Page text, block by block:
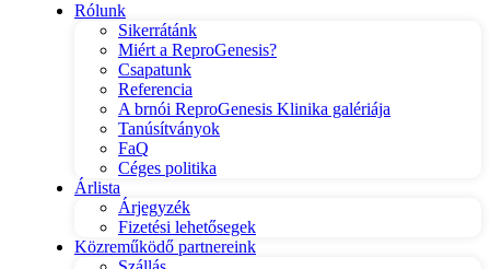
Rólunk
Sikerrátánk
Miért a ReproGenesis?
Csapatunk
Referencia
A brnói ReproGenesis Klinika galériája
Tanúsítványok
FaQ
Céges politika
Árlista
Árjegyzék
Fizetési lehetősegek
Közreműködő partnereink